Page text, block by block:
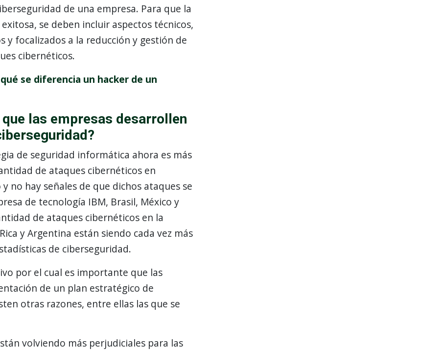
de una empresa. Para que la
se deben incluir aspectos técnicos,
y focalizados a la reducción y gestión de
cibernéticos.
qué se diferencia un hacker de un
las empresas desarrollen
de seguridad informática ahora es más
de ataques cibernéticos en
no hay señales de que dichos ataques se
de tecnología IBM, Brasil, México y
de ataques cibernéticos en la
y Argentina están siendo cada vez más
de ciberseguridad.
por el cual es importante que las
de un plan estratégico de
otras razones, entre ellas las que se
volviendo más perjudiciales para las